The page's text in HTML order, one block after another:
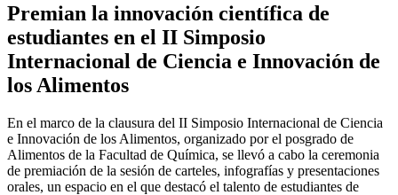
Premian la innovación científica de
estudiantes en el II Simposio
Internacional de Ciencia e Innovación de
los Alimentos
En el marco de la clausura del II Simposio Internacional de Ciencia
e Innovación de los Alimentos, organizado por el posgrado de
Alimentos de la Facultad de Química, se llevó a cabo la ceremonia
de premiación de la sesión de carteles, infografías y presentaciones
orales, un espacio en el que destacó el talento de estudiantes de